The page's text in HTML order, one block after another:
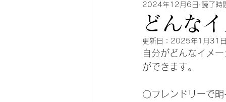
どんな
2024年12月6日 読了時
更新日： 2025年1月31日
自分がどんなイメ
ができます。
〇フレンドリーで